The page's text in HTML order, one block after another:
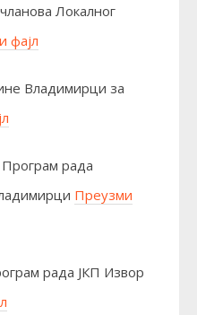
Локалног
фајл
Владимирци за
рада
Преузми
рада ЈКП Извор